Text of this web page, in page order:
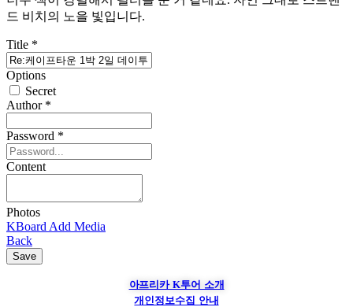
드 비치의 노을 빛입니다.
Title *
Options
Secret
Author *
Password *
Content
Photos
KBoard Add Media
Back
Save
아프리카 K투어 소개
개인정보수집 안내